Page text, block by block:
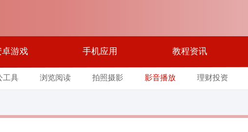
卓游戏 手机应用 教程资讯
工具 浏览阅读 拍照摄影 影音播放 理财投资